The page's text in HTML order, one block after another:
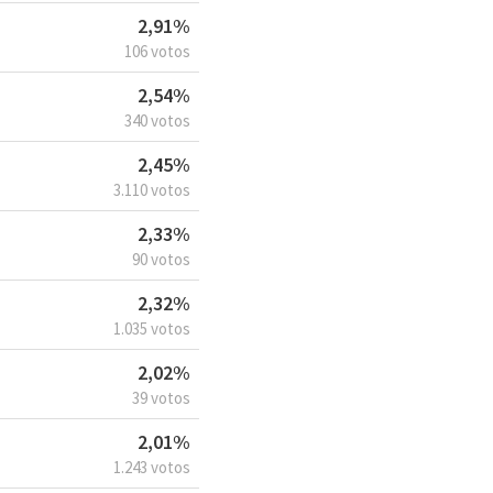
2,91%
106 votos
2,54%
340 votos
2,45%
3.110 votos
2,33%
90 votos
2,32%
1.035 votos
2,02%
39 votos
2,01%
1.243 votos